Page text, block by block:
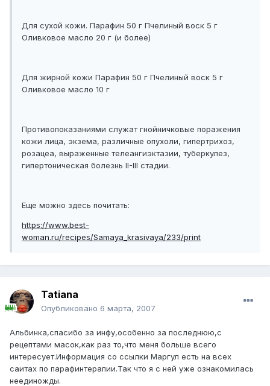
Для сухой кожи. Парафин 50 г Пчелиный воск 5 г
Оливковое масло 20 г (и более)
Для жирной кожи Парафин 50 г Пчелиный воск 5 г
Оливковое масло 10 г
Противопоказаниями служат гнойничковые поражения
кожи лица, экзема, различные опухоли, гипертрихоз,
розацеа, выраженные телеангиэктазии, туберкулез,
гипертоническая болезнь II-III стадии.
Еще можно здесь почитать:
https://www.best-
woman.ru/recipes/Samaya_krasivaya/233/print
Tatiana
Опубликовано 6 марта, 2007
Альбинка,спасибо за инфу,особенно за последнюю,с
рецептами масок,как раз то,что меня больше всего
интересует.Информация со ссылки Маргул есть на всех
саитах по парафинтерапии.Так что я с ней уже ознакомилась
неединожды.